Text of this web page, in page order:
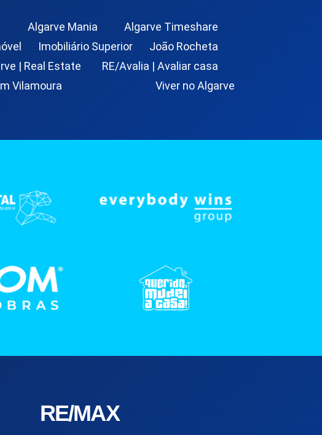
Algarve Mania
Algarve Timeshare
Imobiliário Superior
João Rocheta
| Real Estate
RE/Avalia | Avaliar casa
Vilamoura Viver no Algarve
RE/MAX